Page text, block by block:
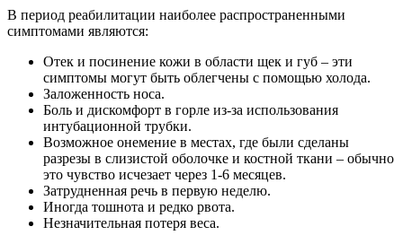
В период реабилитации наиболее распространенными
симптомами являются:
Отек и посинение кожи в области щек и губ – эти
симптомы могут быть облегчены с помощью холода.
Заложенность носа.
Боль и дискомфорт в горле из-за использования
интубационной трубки.
Возможное онемение в местах, где были сделаны
разрезы в слизистой оболочке и костной ткани – обычно
это чувство исчезает через 1-6 месяцев.
Затрудненная речь в первую неделю.
Иногда тошнота и редко рвота.
Незначительная потеря веса.